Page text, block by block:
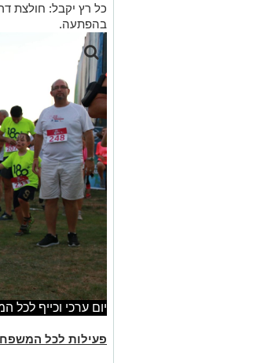
כל רץ יקבל: חולצת
בהפתעה.
יום ערכי וכייף לכל
פעילות לכל